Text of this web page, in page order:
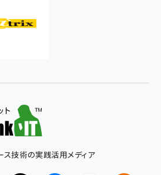
ス技術の実践活用メディア